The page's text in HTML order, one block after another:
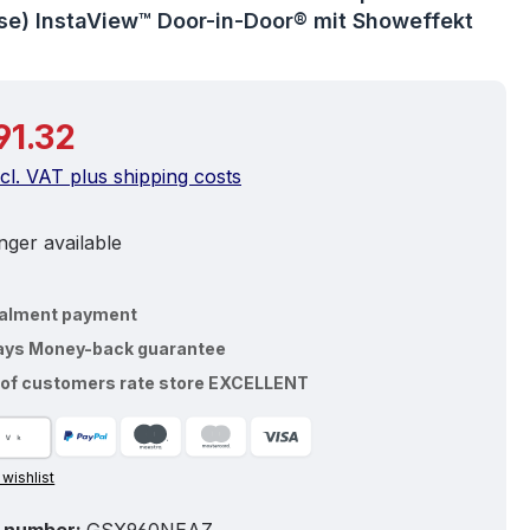
InstaView™ Door-in-Door® mit Showeffekt
VAT plus shipping costs
available
payment
Money-back guarantee
of customers rate store EXCELLENT